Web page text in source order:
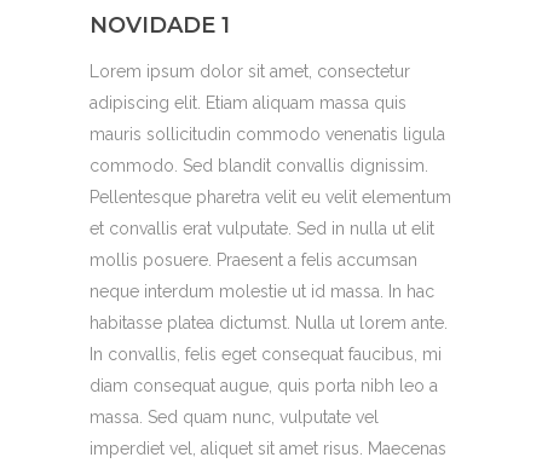
NOVIDADE 1
Lorem ipsum dolor sit amet, consectetur
adipiscing elit. Etiam aliquam massa quis
mauris sollicitudin commodo venenatis ligula
commodo. Sed blandit convallis dignissim.
Pellentesque pharetra velit eu velit elementum
et convallis erat vulputate. Sed in nulla ut elit
mollis posuere. Praesent a felis accumsan
neque interdum molestie ut id massa. In hac
habitasse platea dictumst. Nulla ut lorem ante.
In convallis, felis eget consequat faucibus, mi
diam consequat augue, quis porta nibh leo a
massa. Sed quam nunc, vulputate vel
imperdiet vel, aliquet sit amet risus. Maecenas